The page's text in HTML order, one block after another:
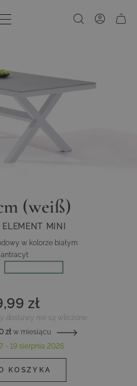
(weiß)
MINI
w kolorze białym
antracyt
zł
dostawy nie są wliczone
złw miesiącu
- 19 sierpnia 2026
KOSZYKA